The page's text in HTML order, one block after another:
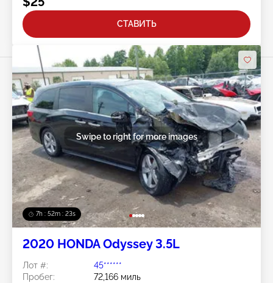
СТАВИТЬ
7h : 52m : 20s
Swipe to right for more images
2020 HONDA Odyssey 3.5L
Лот #:
45******
Пробег:
72,166 миль